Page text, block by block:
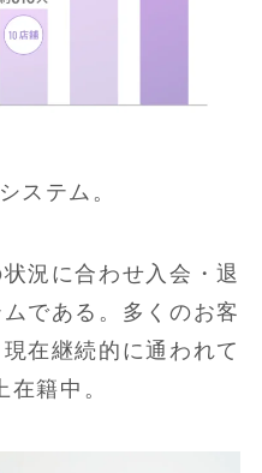
ステム。
況に合わせ入会・退
である。多くのお客
在継続的に通われて
籍中。